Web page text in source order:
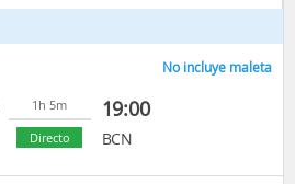
No incluye maleta
1h 5m
Directo
19:00
BCN